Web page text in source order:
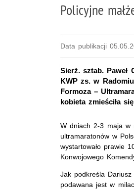
Policyjne
Data publikacji
Sierż. sztab. Paweł
KWP zs. w
Formoza –
kobieta zmieściła
W dniach 2-3 maja w
ultramaratonów w
wystartowało prawie
Konwojowego
Jak podkreśla
podawana jest w